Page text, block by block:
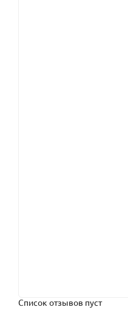
Список отзывов пуст